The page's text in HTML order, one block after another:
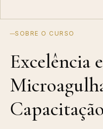
SOBRE O CURSO
Excelência